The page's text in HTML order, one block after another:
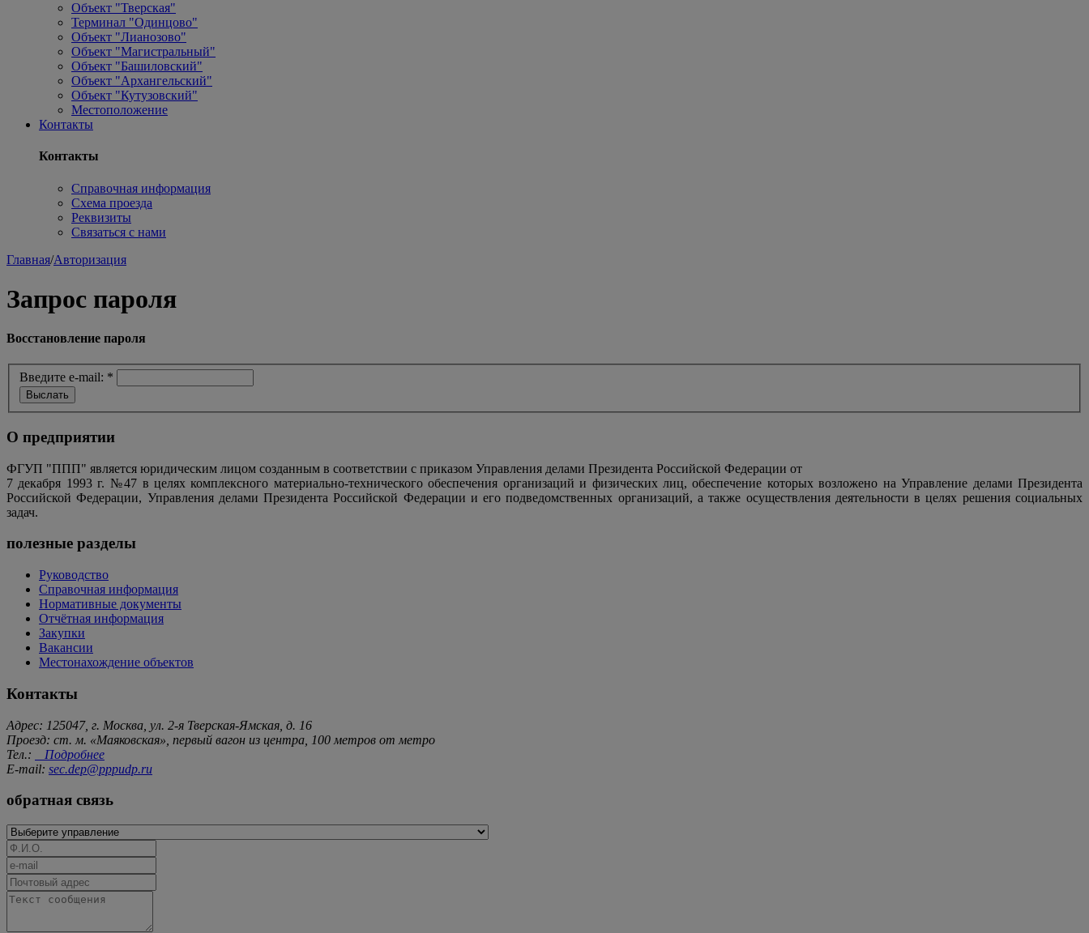
Объект "Тверская"
Терминал "Одинцово"
Объект "Лианозово"
Объект "Магистральный"
Объект "Башиловский"
Объект "Архангельский"
Объект "Кутузовский"
Местоположение
Контакты
Контакты
Справочная информация
Схема проезда
Реквизиты
Связаться с нами
Главная/Авторизация
Запрос пароля
Восстановление пароля
Введите e-mail: *
О предприятии
ФГУП "ППП" является юридическим лицом созданным в соответствии с приказом Управления делами Президента Российской Федерации от
7 декабря 1993 г. №47 в целях комплексного материально-технического обеспечения организаций и физических лиц, обеспечение которых возложено на Управление делами Президента
Российской Федерации, Управления делами Президента Российской Федерации и его подведомственных организаций, а также осуществления деятельности в целях решения социальных
задач.
полезные разделы
Руководство
Справочная информация
Нормативные документы
Отчётная информация
Закупки
Вакансии
Местонахождение объектов
Контакты
Адрес: 125047, г. Москва, ул. 2-я Тверская-Ямская, д. 16
Проезд: ст. м. «Маяковская», первый вагон из центра, 100 метров от метро
Тел.:
Подробнее
E-mail: sec.dep@pppudp.ru
обратная связь